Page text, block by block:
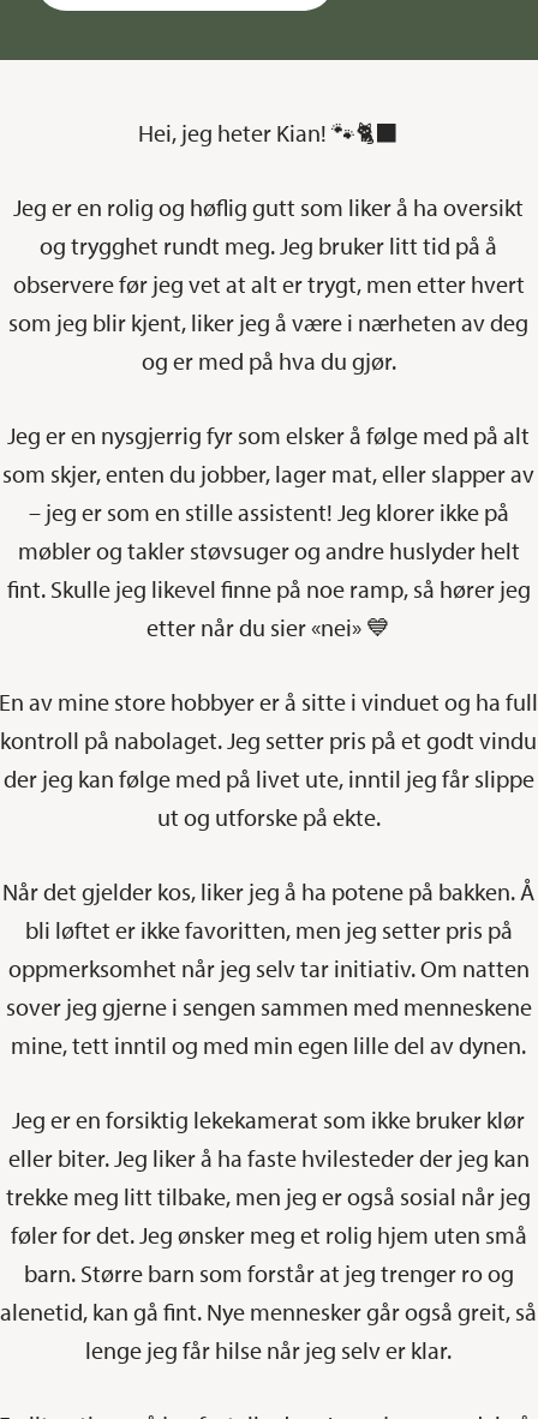
Hei, jeg heter Kian! 🐾🐈‍⬛
Jeg er en rolig og høflig gutt som liker å ha oversikt
og trygghet rundt meg. Jeg bruker litt tid på å
observere før jeg vet at alt er trygt, men etter hvert
som jeg blir kjent, liker jeg å være i nærheten av deg
og er med på hva du gjør.
Jeg er en nysgjerrig fyr som elsker å følge med på alt
som skjer, enten du jobber, lager mat, eller slapper av
– jeg er som en stille assistent! Jeg klorer ikke på
møbler og takler støvsuger og andre huslyder helt
fint. Skulle jeg likevel finne på noe ramp, så hører jeg
etter når du sier «nei» 💙
En av mine store hobbyer er å sitte i vinduet og ha full
kontroll på nabolaget. Jeg setter pris på et godt vindu
der jeg kan følge med på livet ute, inntil jeg får slippe
ut og utforske på ekte.
Når det gjelder kos, liker jeg å ha potene på bakken. Å
bli løftet er ikke favoritten, men jeg setter pris på
oppmerksomhet når jeg selv tar initiativ. Om natten
sover jeg gjerne i sengen sammen med menneskene
mine, tett inntil og med min egen lille del av dynen.
Jeg er en forsiktig lekekamerat som ikke bruker klør
eller biter. Jeg liker å ha faste hvilesteder der jeg kan
trekke meg litt tilbake, men jeg er også sosial når jeg
føler for det. Jeg ønsker meg et rolig hjem uten små
barn. Større barn som forstår at jeg trenger ro og
alenetid, kan gå fint. Nye mennesker går også greit, så
lenge jeg får hilse når jeg selv er klar.